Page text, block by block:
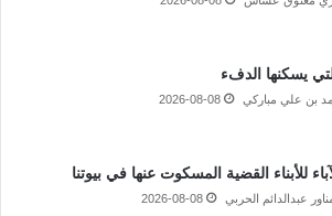
يسكنها الدفء
بن علي مباركي 2026-08-08
للأبناء القضية المسكوت عنها في بيوتنا
عبدالدائم الحربي 2026-08-08